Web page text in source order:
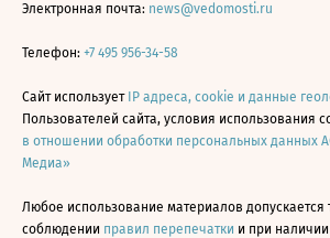
Электронная почта: news@vedomosti.ru
Телефон: +7 495 956-34-58
Сайт использует IP адреса, cookie и данные
Пользователей сайта, условия использования
в отношении обработки персональных данных
Медиа»
Любое использование материалов допускается
соблюдении правил перепечатки и при